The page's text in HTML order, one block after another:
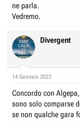
ne parla.
Vedremo.
Divergent
14 Gennaio 2022
Concordo con
sono solo comparse
se non qualche gara